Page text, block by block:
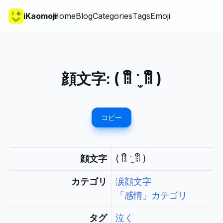
iKaomojiHomeBlogCategoriesTagsEmoji
顔文字: ( ꈨຶ ˙̫̮ ꈨຶ )
コピー
顔文字 ( ꈨຶ ˙̫̮ ꈨຶ )
カテゴリ
涙顔文字
「感情」カテゴリ
タグ 泣く